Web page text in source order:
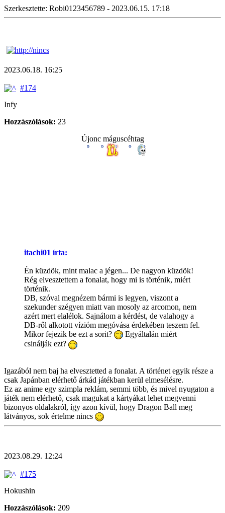
Szerkesztette: Robi0123456789 - 2023.06.15. 17:18
2023.06.18. 16:25
#174
Infy
Hozzászólások: 23
Újonc máguscéhtag
itachi01 írta:
Én küzdök, mint malac a jégen... De nagyon küzdök!
Rég elvesztettem a fonalat, hogy mi is történik, miért
történik.
DB, szóval megnézem bármi is legyen, viszont a
szekunder szégyen miatt van mosoly az arcomon, nem
azért mert elalélok. Sajnálom a kérdést, de valahogy a
DB-ről alkotott vízióm megóvása érdekében teszem fel.
Mikor fejezik be ezt a sorit?
Egyáltalán miért
csinálják ezt?
Igazából nem baj ha elvesztetted a fonalat. A történet egyik része a
csak Japánban elérhető árkád játékban kerül elmesélésre.
Ez az anime egy szimpla reklám, semmi több, és mivel nyugaton a
játék nem elérhető, csak magukat a kártyákat lehet megvenni
bizonyos oldalakról, így azon kívül, hogy Dragon Ball meg
látványos, sok értelme nincs
2023.08.29. 12:24
#175
Hokushin
Hozzászólások: 209